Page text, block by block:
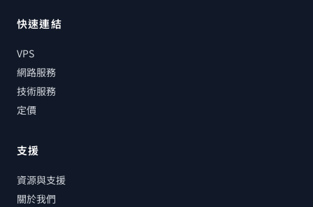
快速連結
VPS
網路服務
技術服務
定價
支援
資源與支援
關於我們